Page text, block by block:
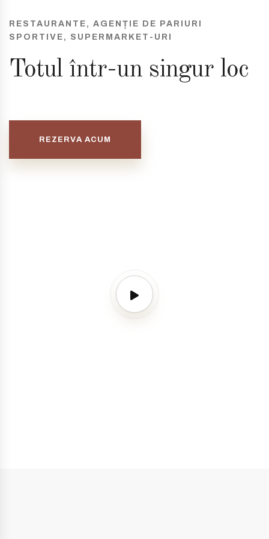
RESTAURANTE, AGENȚIE DE PARIURI
SPORTIVE, SUPERMARKET-URI
Totul într-un singur loc
REZERVA ACUM